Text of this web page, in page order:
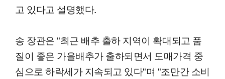
고 있다고 설명했다.
송 장관은 "최근 배추 출하 지역이 확대되고 품
질이 좋은 가을배추가 출하되면서 도매가격 중
심으로 하락세가 지속되고 있다"며 "조만간 소비